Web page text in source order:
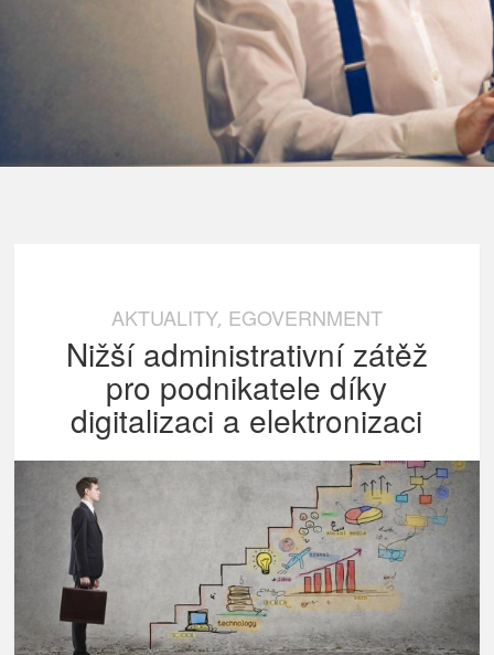
AKTUALITY, EGOVERNMENT
Nižší administrativní zátěž
pro podnikatele díky
digitalizaci a elektronizaci